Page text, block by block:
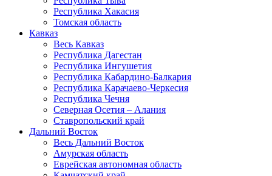
Республика Хакасия
Томская область
Кавказ
Весь Кавказ
Республика Дагестан
Республика Ингушетия
Республика Кабардино-Балкария
Республика Карачаево-Черкесия
Республика Чечня
Северная Осетия – Алания
Ставропольский край
Дальний Восток
Весь Дальний Восток
Амурская область
Еврейская автономная область